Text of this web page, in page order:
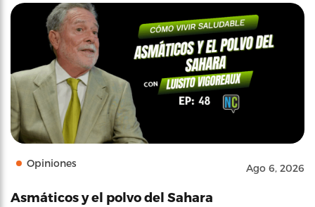
Opiniones Ago 6, 2026
Asmáticos y el polvo del Sahara